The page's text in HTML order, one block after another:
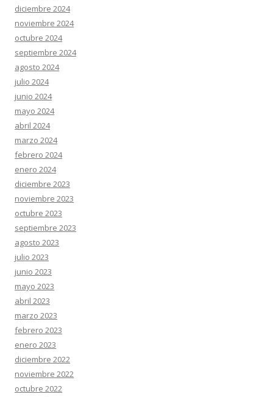
diciembre 2024
noviembre 2024
octubre 2024
septiembre 2024
agosto 2024
julio 2024
junio 2024
mayo 2024
abril 2024
marzo 2024
febrero 2024
enero 2024
diciembre 2023
noviembre 2023
octubre 2023
septiembre 2023
agosto 2023
julio 2023
junio 2023
mayo 2023
abril 2023
marzo 2023
febrero 2023
enero 2023
diciembre 2022
noviembre 2022
octubre 2022